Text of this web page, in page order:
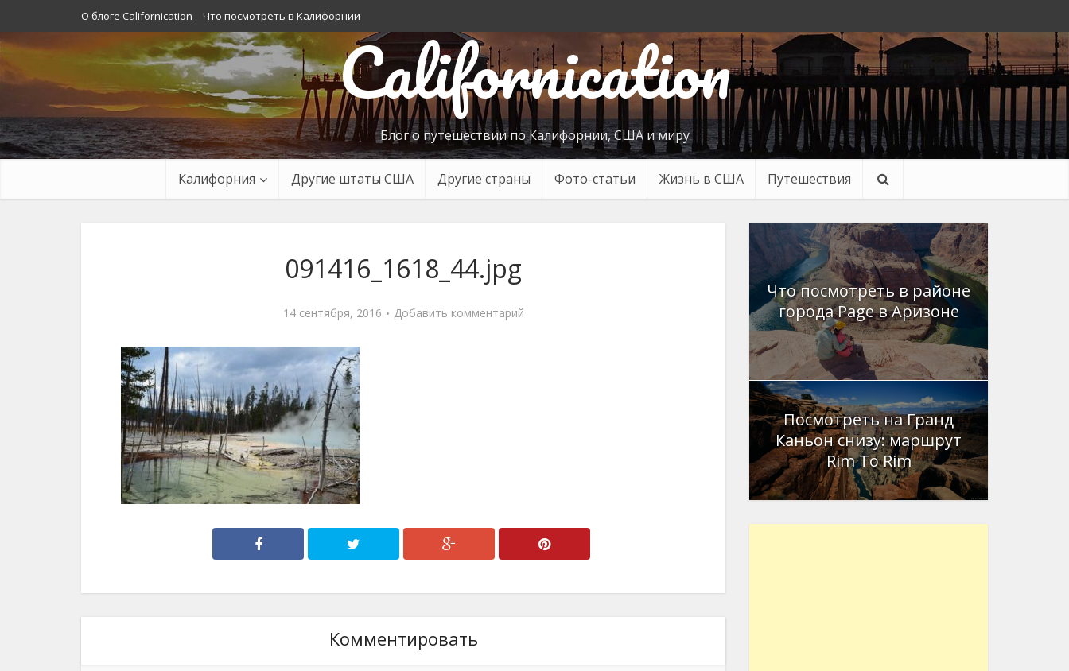
О блоге Californication Что посмотреть в КалифорнииCalifornication
Блог о путешествии по Калифорнии, США и миру
Калифорния Другие штаты США Другие страны Фото-статьи Жизнь в США Путешествия
091416_1618_44.jpg
14 сентября, 2016 Добавить комментарий
Комментировать
Что посмотреть в районе
города Page в Аризоне
Посмотреть на Гранд
Каньон снизу: маршрут
Rim To Rim